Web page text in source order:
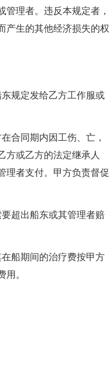
理者。违反本规定者，
产生的其他经济损失的权
规定发给乙方工作服或
合同期内因工伤、亡，
方或乙方的法定继承人
理者支付。甲方负责督促
超出船东或其管理者赔
船期间的治疗费按甲方
。